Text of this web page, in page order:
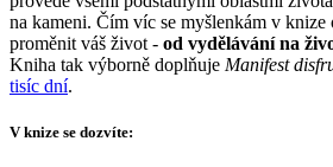
na kameni. Čím víc se myšlenkám v knize
proměnit váš život - od vydělávání na
Kniha tak výborně doplňuje Manifest
tisíc dní.
V knize se dozvíte: